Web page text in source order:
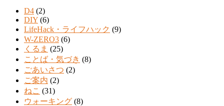
D4 (2)
DIY (6)
LifeHack・ライフハック (9)
W-ZERO3 (6)
くるま (25)
ことば・気づき (8)
ごあいさつ (2)
ご案内 (2)
ねこ (31)
ウォーキング (8)